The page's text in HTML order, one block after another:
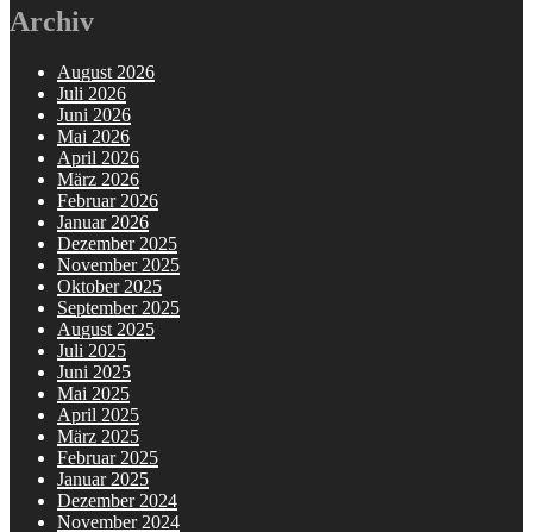
Archiv
August 2026
Juli 2026
Juni 2026
Mai 2026
April 2026
März 2026
Februar 2026
Januar 2026
Dezember 2025
November 2025
Oktober 2025
September 2025
August 2025
Juli 2025
Juni 2025
Mai 2025
April 2025
März 2025
Februar 2025
Januar 2025
Dezember 2024
November 2024